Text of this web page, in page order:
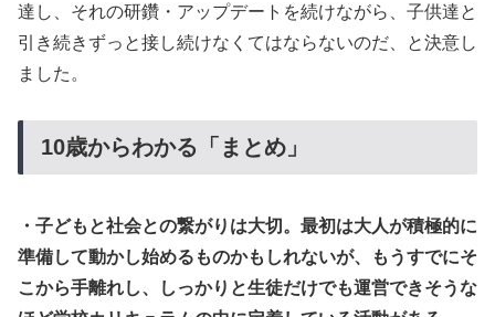
達し、それの研鑽・アップデートを続けながら、子供達と
引き続きずっと接し続けなくてはならないのだ、と決意し
ました。
10歳からわかる「まとめ」
・子どもと社会との繋がりは大切。最初は大人が積極的に
準備して動かし始めるものかもしれないが、もうすでにそ
こから手離れし、しっかりと生徒だけでも運営できそうな